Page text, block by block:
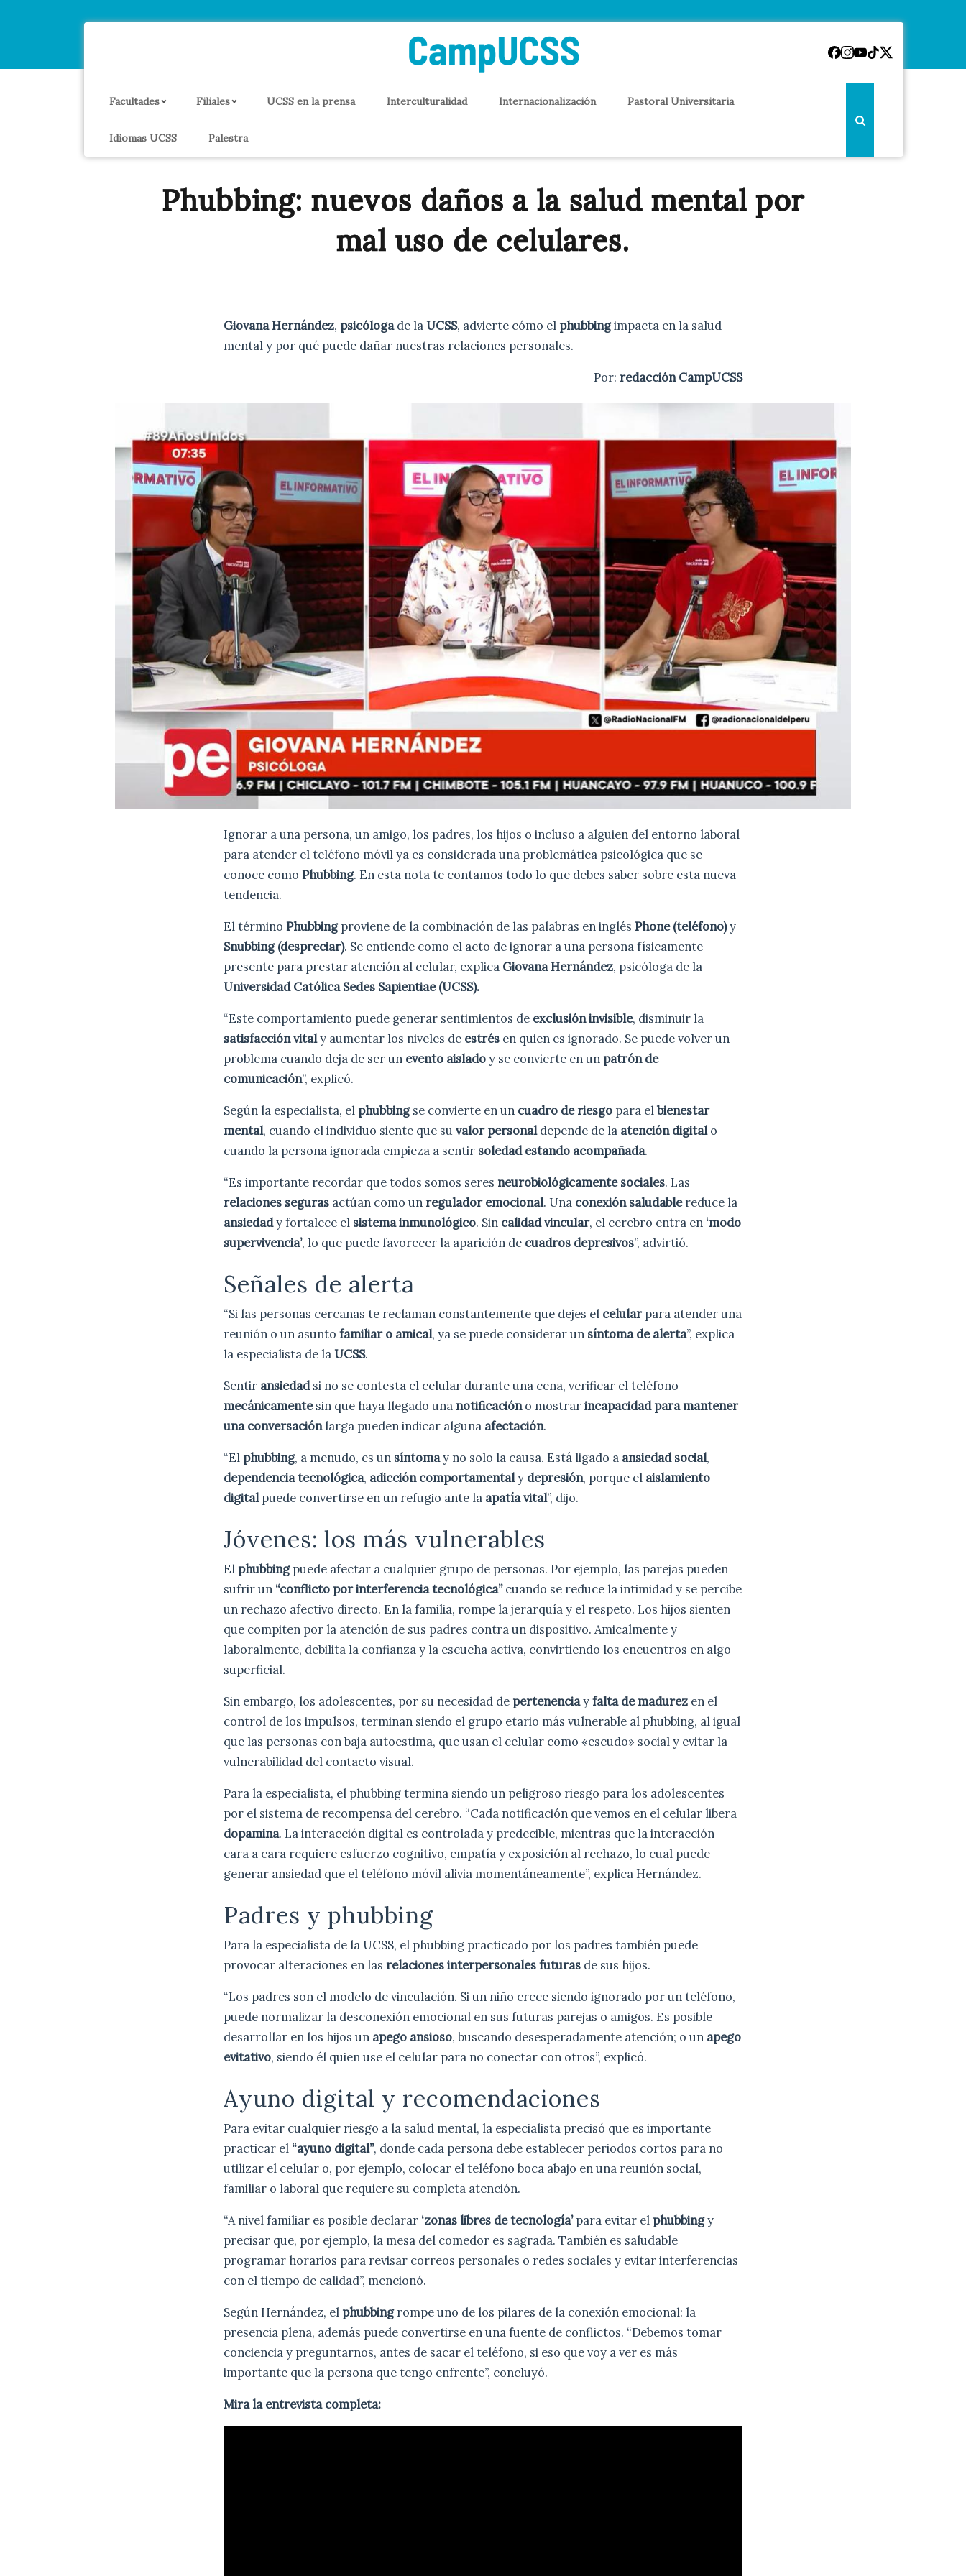
Facultades Filiales UCSS en la prensa Interculturalidad Internacionalización Pastoral Universitaria
Idiomas UCSS Palestra
Phubbing: nuevos daños a la salud mental por
mal uso de celulares.
Giovana Hernández, psicólogade laUCSS, advierte cómo el phubbingimpacta en la salud
mental y por qué puede dañar nuestras relaciones personales.
Por: redacción CampUCSS
Ignorar a una persona, un amigo, los padres, los hijos o incluso a alguien del entorno laboral
para atender el teléfono móvil ya es considerada una problemática psicológica que se
conoce comoPhubbing. En esta nota te contamos todo lo que debes saber sobre esta nueva
tendencia.
El términoPhubbingproviene de la combinación de las palabras en inglésPhone (teléfono)y
Snubbing (despreciar). Se entiende como el acto de ignorar a una persona físicamente
presente para prestar atención al celular, explica Giovana Hernández, psicóloga de la
Universidad Católica Sedes Sapientiae (UCSS).
“Este comportamiento puede generar sentimientos de exclusión invisible, disminuir la
satisfacción vitaly aumentar los niveles de estrés en quien es ignorado. Se puede volver un
problema cuando deja de ser un evento aisladoy se convierte en un patrón de
comunicación”, explicó.
Según la especialista, el phubbingse convierte en un cuadro de riesgo para elbienestar
mental, cuando el individuo siente que suvalor personaldepende de la atención digitalo
cuando la persona ignorada empieza a sentir soledad estando acompañada.
“Es importante recordar que todos somos seres neurobiológicamente sociales. Las
relaciones seguras actúan como un regulador emocional. Una conexión saludablereduce la
ansiedady fortalece el sistema inmunológico. Sin calidad vincular, el cerebro entra en ‘modo
supervivencia’, lo que puede favorecer la aparición de cuadros depresivos”, advirtió.
Señales de alerta
“Si las personas cercanas te reclaman constantemente que dejes el celularpara atender una
reunión o un asuntofamiliar o amical, ya se puede considerar un síntoma de alerta”, explica
la especialista de laUCSS.
Sentir ansiedadsi no se contesta el celular durante una cena, verificar el teléfono
mecánicamentesin que haya llegado una notificacióno mostrarincapacidad para mantener
una conversaciónlarga pueden indicar alguna afectación.
“El phubbing, a menudo, es un síntomay no solo la causa. Está ligado a ansiedad social,
dependencia tecnológica, adicción comportamentaly depresión, porque el aislamiento
digitalpuede convertirse en un refugio ante la apatía vital”, dijo.
Jóvenes: los más vulnerables
El phubbingpuede afectar a cualquier grupo de personas. Por ejemplo, las parejas pueden
sufrir un “conflicto por interferencia tecnológica”cuando se reduce la intimidad y se percibe
un rechazo afectivo directo. En la familia, rompe la jerarquía y el respeto. Los hijos sienten
que compiten por la atención de sus padres contra un dispositivo. Amicalmente y
laboralmente, debilita la confianza y la escucha activa, convirtiendo los encuentros en algo
superficial.
Sin embargo, los adolescentes, por su necesidad de pertenenciayfalta de madurez en el
control de los impulsos, terminan siendo el grupo etario más vulnerable al phubbing, al igual
que las personas con baja autoestima, que usan el celular como «escudo» social y evitar la
vulnerabilidad del contacto visual.
Para la especialista, el phubbing termina siendo un peligroso riesgo para los adolescentes
por el sistema de recompensa del cerebro. “Cada notificación que vemos en el celular libera
dopamina. La interacción digital es controlada y predecible, mientras que la interacción
cara a cara requiere esfuerzo cognitivo, empatía y exposición al rechazo, lo cual puede
generar ansiedad que el teléfono móvil alivia momentáneamente”, explica Hernández.
Padres y phubbing
Para la especialista de la UCSS, el phubbing practicado por los padres también puede
provocar alteraciones en las relaciones interpersonales futuras de sus hijos.
“Los padres son el modelo de vinculación. Si un niño crece siendo ignorado por un teléfono,
puede normalizar la desconexión emocional en sus futuras parejas o amigos. Es posible
desarrollar en los hijos un apego ansioso, buscando desesperadamente atención; o un apego
evitativo, siendo él quien use el celular para no conectar con otros”, explicó.
Ayuno digital y recomendaciones
Para evitar cualquier riesgo a la salud mental, la especialista precisó que es importante
practicar el “ayuno digital”, donde cada persona debe establecer periodos cortos para no
utilizar el celular o, por ejemplo, colocar el teléfono boca abajo en una reunión social,
familiar o laboral que requiere su completa atención.
“A nivel familiar es posible declarar ‘zonas libres de tecnología’para evitar el phubbingy
precisar que, por ejemplo, la mesa del comedor es sagrada. También es saludable
programar horarios para revisar correos personales o redes sociales y evitar interferencias
con el tiempo de calidad”, mencionó.
Según Hernández, el phubbingrompe uno de los pilares de la conexión emocional: la
presencia plena, además puede convertirse en una fuente de conflictos. “Debemos tomar
conciencia y preguntarnos, antes de sacar el teléfono, si eso que voy a ver es más
importante que la persona que tengo enfrente”, concluyó.
Mira la entrevista completa: